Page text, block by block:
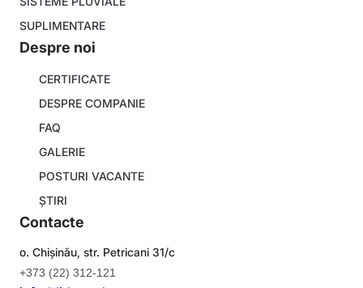
SUPLIMENTARE
Despre noi
About
company
CERTIFICATE
DESPRE COMPANIE
FAQ
GALERIE
POSTURI VACANTE
ȘTIRI
Contacte
o. Chișinău, str. Petricani 31/c
+373 (22) 312-121